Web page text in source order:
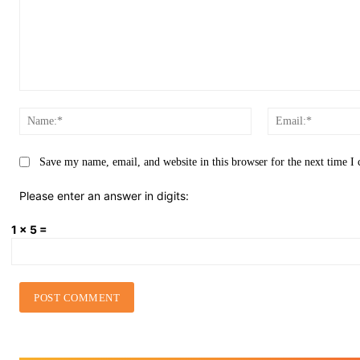
Name:*
Save my name, email, and website in this browser for the next time I
Please enter an answer in digits:
1 × 5 =